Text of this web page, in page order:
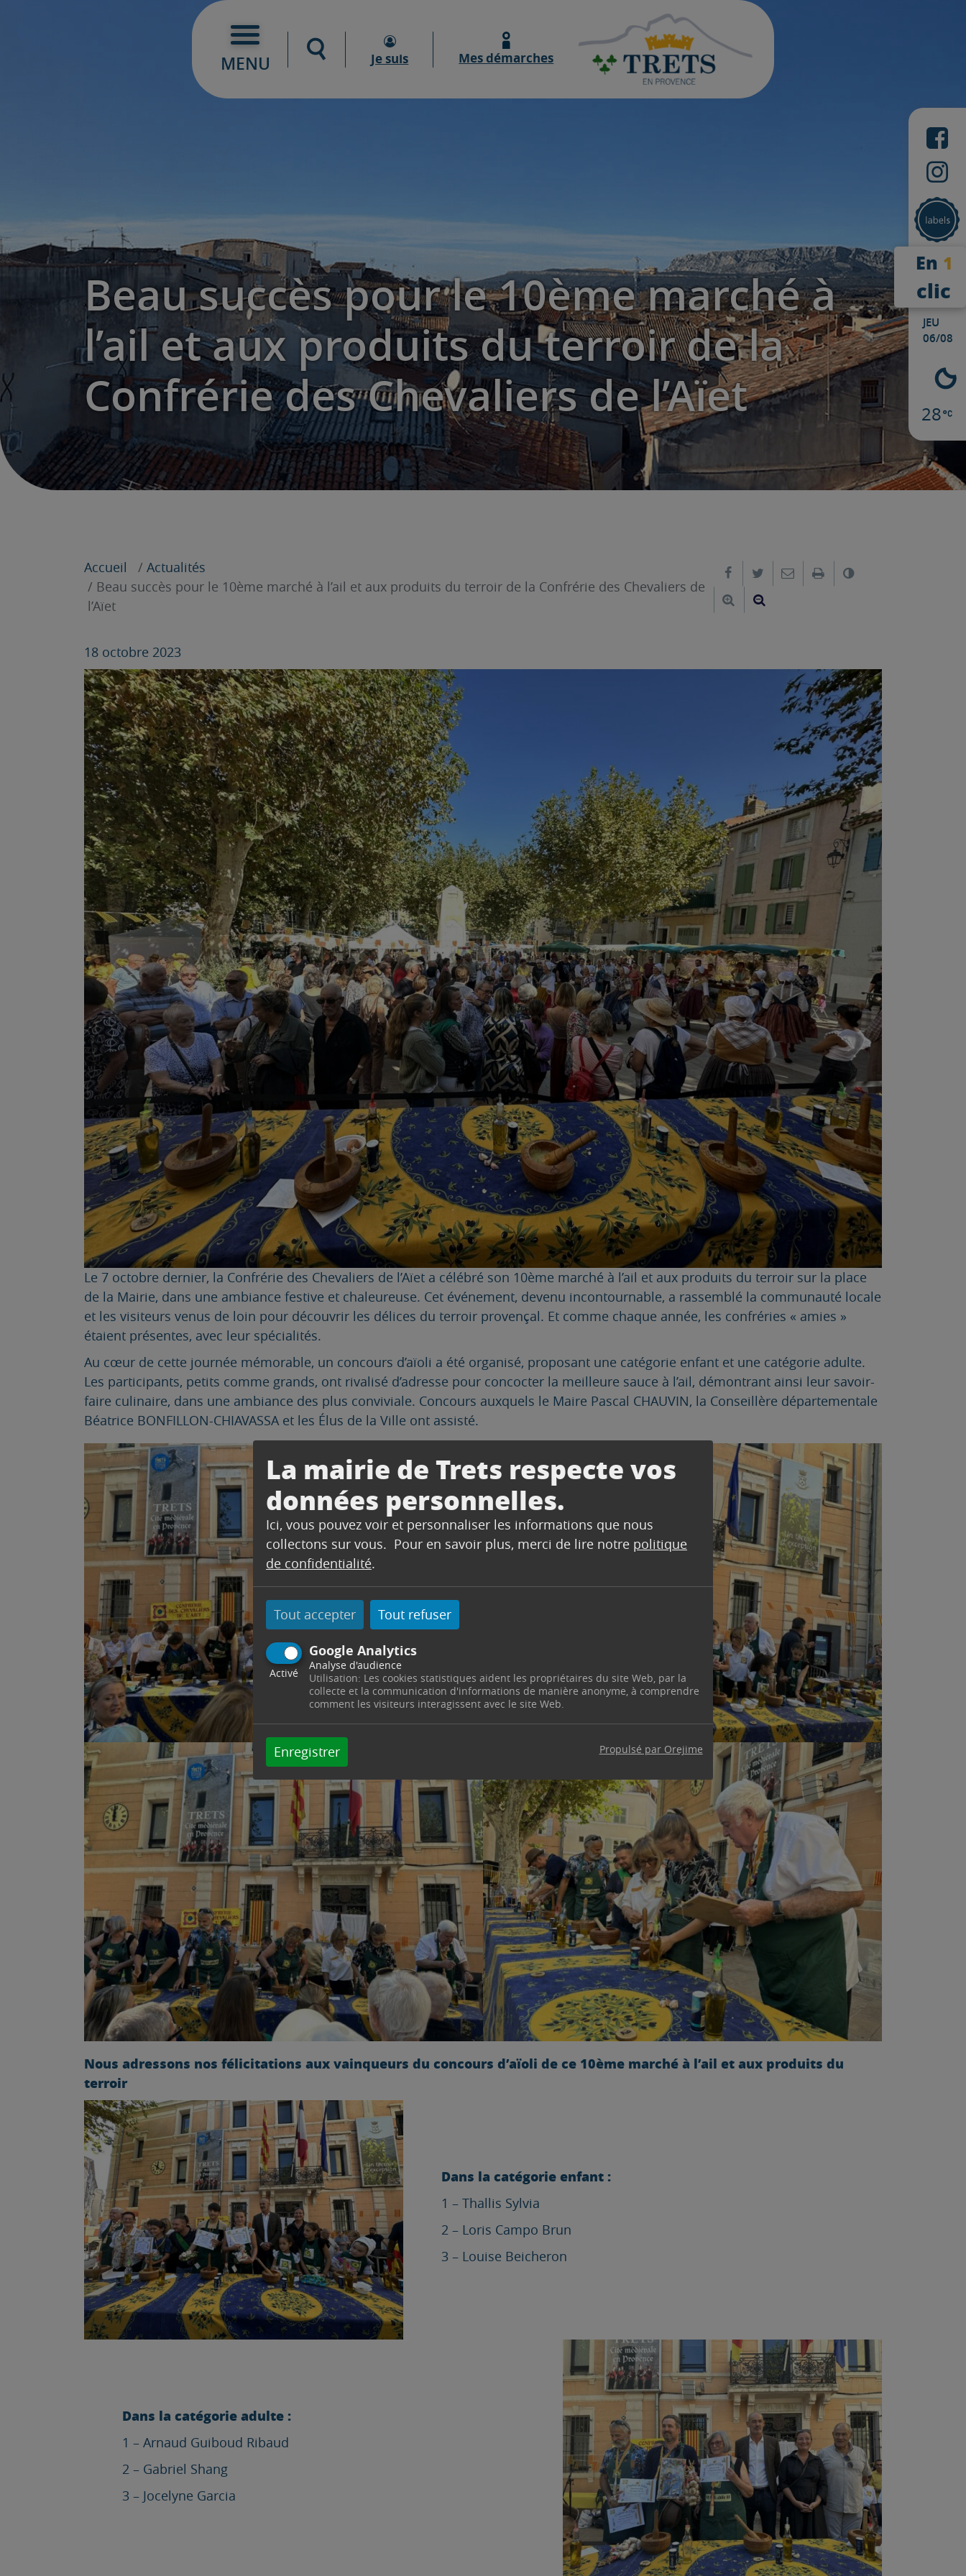
La mairie de Trets respecte vos
données personnelles.
Ici, vous pouvez voir et personnaliser les informations que nous
collectons sur vous. Pour en savoir plus, merci de lire notre politique
de confidentialité.
Tout accepter Tout refuser
Google Analytics
Activé
Analyse d'audience
Utilisation: Les cookies statistiques aident les propriétaires du site Web, par la
collecte et la communication d'informations de manière anonyme, à comprendre
comment les visiteurs interagissent avec le site Web.
Enregistrer Propulsé par Orejime
MENU
Moteur de recherche
Je suis Mes démarches
En 1
clic
JEU
06/08
28
Beau succès pour le 10ème marché à
l’ail et aux produits du terroir de la
Confrérie des Chevaliers de l’Aïet
Accueil
Actualités
Beau succès pour le 10ème marché à l’ail et aux produits du terroir de la Confrérie des Chevaliers de
l’Aïet
Partager sur Facebook
Partager sur Twitter
Envoyer par e-mail
Imprimer
Agrandir le texte
18 octobre 2023
Le 7 octobre dernier, la Confrérie des Chevaliers de l’Aïet a célébré son 10ème marché à l’ail et aux produits du terroir sur la place
de la Mairie, dans une ambiance festive et chaleureuse. Cet événement, devenu incontournable, a rassemblé la communauté locale
et les visiteurs venus de loin pour découvrir les délices du terroir provençal. Et comme chaque année, les confréries « amies »
étaient présentes, avec leur spécialités.
Au cœur de cette journée mémorable, un concours d’aïoli a été organisé, proposant une catégorie enfant et une catégorie adulte.
Les participants, petits comme grands, ont rivalisé d’adresse pour concocter la meilleure sauce à l’ail, démontrant ainsi leur savoir-
faire culinaire, dans une ambiance des plus conviviale. Concours auxquels le Maire Pascal CHAUVIN, la Conseillère départementale
Béatrice BONFILLON-CHIAVASSA et les Élus de la Ville ont assisté.
Nous adressons nos félicitations aux vainqueurs du concours d’aïoli de ce 10ème marché à l’ail et aux produits du
terroir
Dans la catégorie enfant :
1 – Thallis Sylvia
2 – Loris Campo Brun
3 – Louise Beicheron
Dans la catégorie adulte :
1 – Arnaud Guiboud Ribaud
2 – Gabriel Shang
3 – Jocelyne Garcia